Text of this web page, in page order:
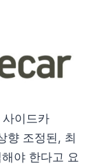
이드카
향 조정된, 최
야 한다고 요